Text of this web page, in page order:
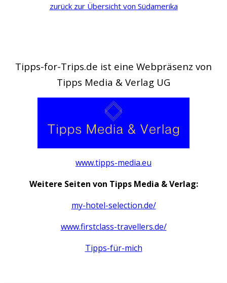
zurück zur Übersicht von Südamerika
Tipps-for-Trips.de ist eine Webpräsenz von
Tipps Media & Verlag UG
www.tipps-media.eu
Weitere Seiten von Tipps Media & Verlag:
my-hotel-selection.de/
www.firstclass-travellers.de/
Tipps-für-mich